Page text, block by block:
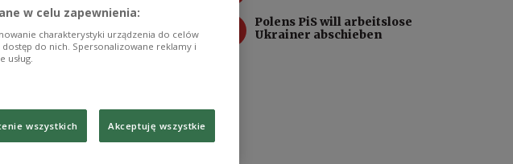
haben das als unsere
Polen zu handeln“,
PAP.
Polens PiS will arbeitslose
Ukrainer abschieben
w celu zapewnienia:
charakterystyki urządzenia do celów
do nich. Spersonalizowane reklamy i
wszystkich Akceptuję wszystkie